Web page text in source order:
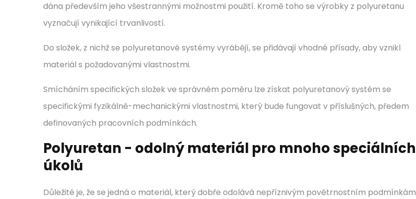
dána především jeho všestrannými možnostmi použití. Kromě toho se výrobky z polyuretanu
vyznačují vynikající trvanlivostí.
Do složek, z nichž se polyuretanové systémy vyrábějí, se přidávají vhodné přísady, aby vznikl
materiál s požadovanými vlastnostmi.
Smícháním specifických složek ve správném poměru lze získat polyuretanový systém se
specifickými fyzikálně-mechanickými vlastnostmi, který bude fungovat v příslušných, předem
definovaných pracovních podmínkách.
Polyuretan - odolný materiál pro mnoho speciálních
úkolů
Důležité je, že se jedná o materiál, který dobře odolává nepříznivým povětrnostním podmínkám